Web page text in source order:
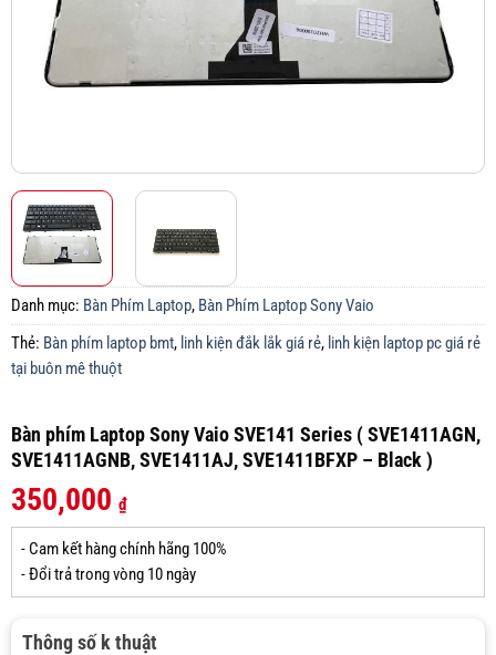
Danh mục: Bàn Phím Laptop, Bàn Phím Laptop Sony Vaio
Thẻ: Bàn phím laptop bmt, linh kiện đắk lắk giá rẻ, linh kiện laptop pc giá rẻ
tại buôn mê thuột
Bàn phím Laptop Sony Vaio SVE141 Series ( SVE1411AGN,
SVE1411AGNB, SVE1411AJ, SVE1411BFXP – Black )
350,000 ₫
- Cam kết hàng chính hãng 100%
- Đổi trả trong vòng 10 ngày
Thông số k thuật